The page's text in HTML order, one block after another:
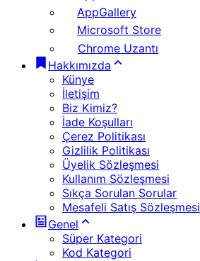
AppGallery
Microsoft Store
Chrome Uzantı
Hakkımızda
Künye
İletişim
Biz Kimiz?
İade Koşulları
Çerez Politikası
Gizlilik Politikası
Üyelik Sözleşmesi
Kullanım Sözleşmesi
Sıkça Sorulan Sorular
Mesafeli Satış Sözleşmesi
Genel
Süper Kategori
Kod Kategori